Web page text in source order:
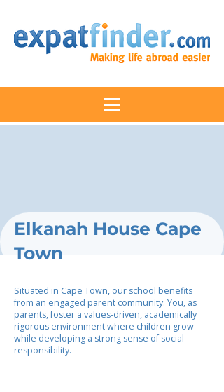
Elkanah House Cape
Town
Situated in Cape Town, our school benefits
from an engaged parent community. You, as
parents, foster a values-driven, academically
rigorous environment where children grow
while developing a strong sense of social
responsibility.